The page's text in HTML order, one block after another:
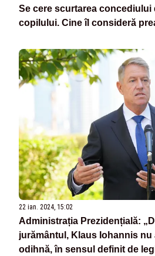
Se cere scurtarea concediului
copilului. Cine îl consideră
22 ian. 2024, 15:02
Administrația Prezidențială:
jurământul, Klaus Iohannis
odihnă, în sensul definit de